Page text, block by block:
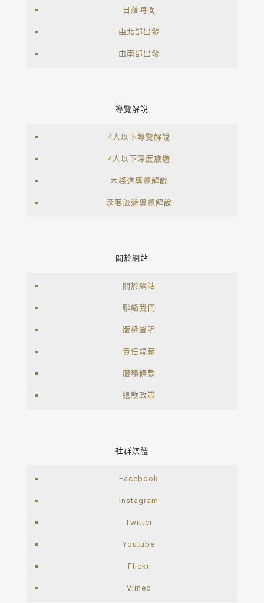
日落時間
由北部出發
由南部出發
導覽解說
4人以下導覽解說
4人以下深度旅遊
木棧道導覽解說
深度旅遊導覽解說
關於網站
關於網站
聯絡我們
版權聲明
責任規範
服務條款
退款政策
社群媒體
Facebook
Instagram
Twitter
Youtube
Flickr
Vimeo